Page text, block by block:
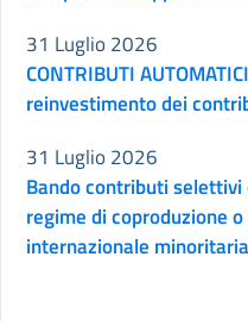
CONTRIBUTI
reinvestimento dei
31 Luglio 2026
Bando contributi
regime di coproduzione
internazionale
31 Luglio 2026